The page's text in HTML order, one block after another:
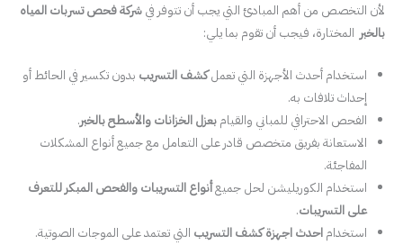
لأن التخصص من أهم المبادئ التي يجب أن تتوفر فيشركة فحص تسربات المياه
بالخبر المختارة، فيجب أن تقوم بما يلي:
استخدام أحدث الأجهزة التي تعملكشف التسريب بدون تكسير في الحائط أو
إحداث تلافات به.
الفحص الاحترافي للمباني والقيامبعزل الخزانات والأسطح بالخبر.
الاستعانة بفريق متخصص قادر على التعامل مع جميع أنواع المشكلات
المفاجئة.
استخدام الكوريليشن لحل جميعأنواع التسريبات والفحص المبكر للتعرف
على التسريبات.
استخداماحدث اجهزة كشف التسريب التي تعتمد على الموجات الصوتية.